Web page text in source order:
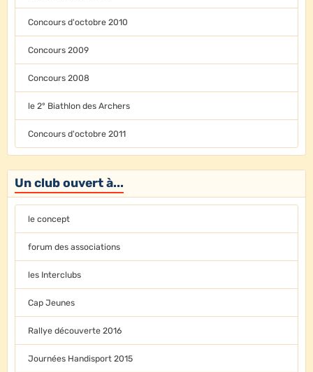
Concours d'octobre 2010
Concours 2009
Concours 2008
le 2° Biathlon des Archers
Concours d'octobre 2011
Un club ouvert à...
le concept
forum des associations
les Interclubs
Cap Jeunes
Rallye découverte 2016
Journées Handisport 2015